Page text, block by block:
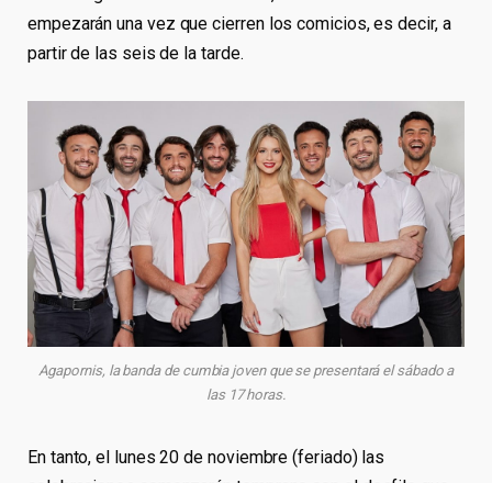
empezarán una vez que cierren los comicios, es decir, a
partir de las seis de la tarde.
Agapornis, la banda de cumbia joven que se presentará el sábado a
las 17 horas.
En tanto, el lunes 20 de noviembre (feriado) las